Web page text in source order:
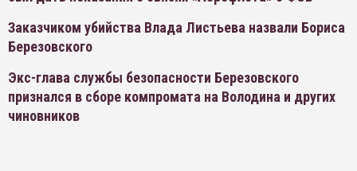
Заказчиком убийства Влада Листьева назвали Бориса
Березовского
Экс-глава службы безопасности Березовского
признался в сборе компромата на Володина и других
чиновников